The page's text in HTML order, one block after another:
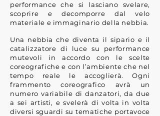
performance che si lasciano svelare,
scoprire e decomporre dal velo
materiale e immaginario della nebbia.
Una nebbia che diventa il sipario e il
catalizzatore di luce su performance
mutevoli in accordo con le scelte
coreografiche e con l’ambiente che nel
tempo reale le accoglierà. Ogni
frammento coreografico avrà un
numero variabile di danzatori, da due
a sei artisti, e svelerà di volta in volta
diversi sguardi su tematiche portavoce